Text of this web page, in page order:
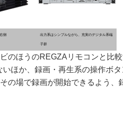
側 出力系はシンプルながら、充実のデジタル系端
子群
のほうのREGZAリモコンと比
ほか、録画・再生系の操作ボ
の場で録画が開始できるよう、